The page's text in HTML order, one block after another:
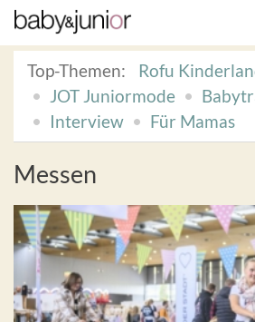
Top-Themen:
Rofu
JOT Juniormode
Interview
Für Mamas
Messen